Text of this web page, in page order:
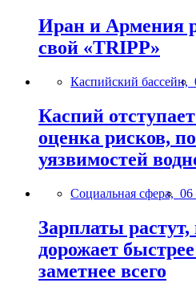
Иран и Армения
свой «TRIPP»
Каспийский бассейн,
Каспий
оценка рисков,
уязвимостей
Социальная сфера, 06
Зарплаты
дорожает
заметнее всего